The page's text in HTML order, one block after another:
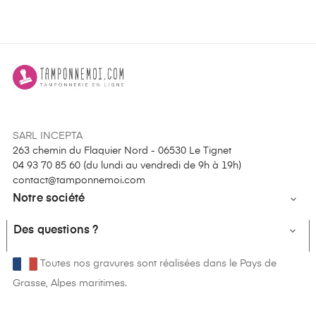
SARL INCEPTA
263 chemin du Flaquier Nord - 06530 Le Tignet
04 93 70 85 60 (du lundi au vendredi de 9h à 19h)
contact@tamponnemoi.com
Notre société 
Des questions ? 
Toutes nos gravures sont réalisées dans le Pays de
Grasse, Alpes maritimes.